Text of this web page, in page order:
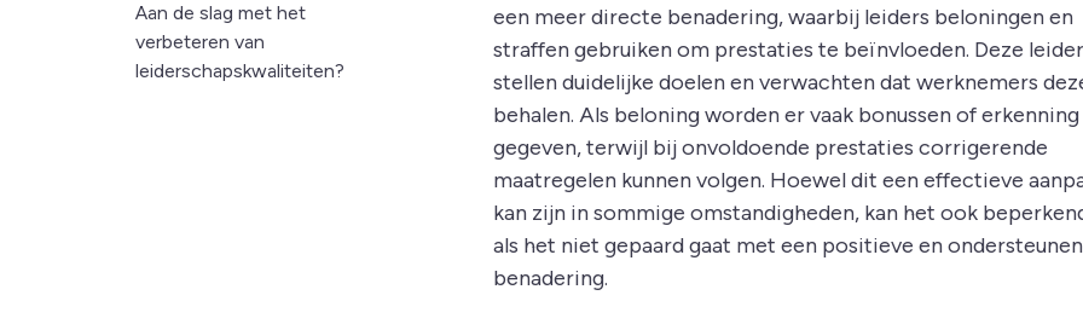
Aan de slag met het
verbeteren van
leiderschapskwaliteiten?
een meer directe benadering, waarbij leiders beloningen en
straffen gebruiken om prestaties te beïnvloeden. Deze
stellen duidelijke doelen en verwachten dat werknemers
behalen. Als beloning worden er vaak bonussen of erkenning
gegeven, terwijl bij onvoldoende prestaties corrigerende
maatregelen kunnen volgen. Hoewel dit een effectieve
kan zijn in sommige omstandigheden, kan het ook
als het niet gepaard gaat met een positieve en
benadering.